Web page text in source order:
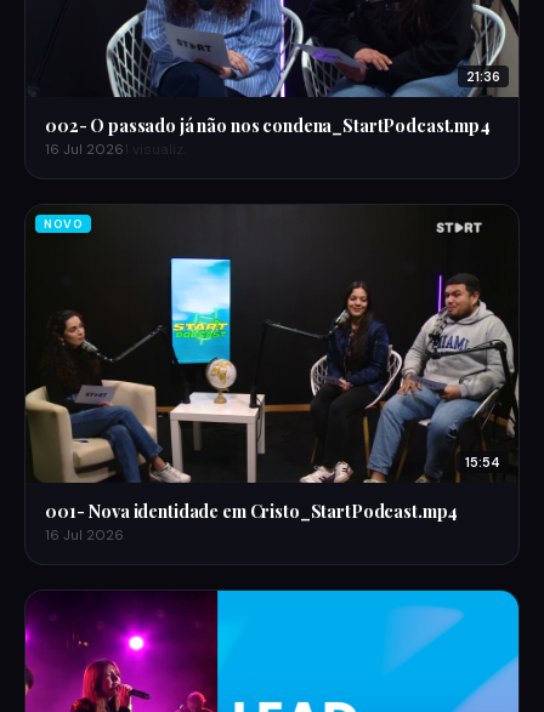
21:36
002- O passado já não nos condena_StartPodcast.mp4
16 Jul 2026
NOVO
15:54
001- Nova identidade em Cristo_StartPodcast.mp4
16 Jul 2026